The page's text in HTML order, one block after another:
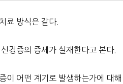
료 방식은 같다.
경증의 증세가 실재한다고 본다.
어떤 계기로 발생하는가에 대해